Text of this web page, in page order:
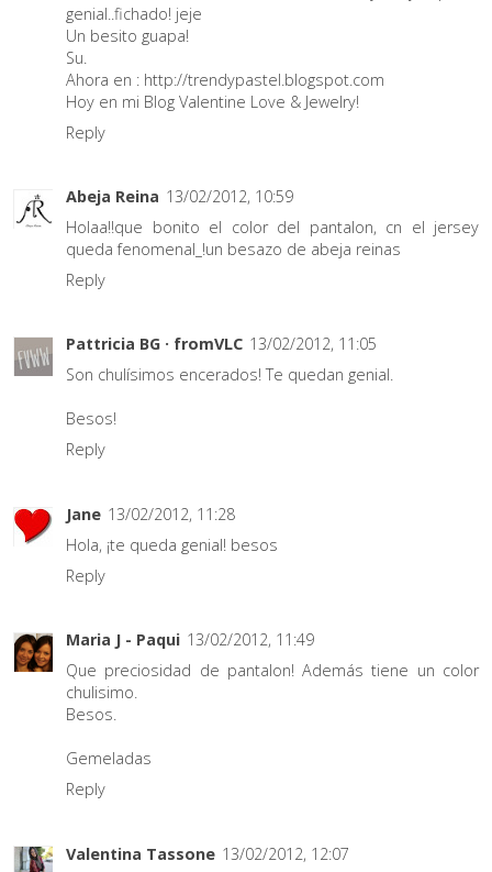
genial..fichado! jeje
Un besito guapa!
Su.
Ahora en : http://trendypastel.blogspot.com
Hoy en mi Blog Valentine Love & Jewelry!
Reply
Abeja Reina 13/02/2012, 10:59
Holaa!!que bonito el color del pantalon, cn el jersey
queda fenomenal_!un besazo de abeja reinas
Reply
Pattricia BG · fromVLC 13/02/2012, 11:05
Son chulísimos encerados! Te quedan genial.
Besos!
Reply
Jane 13/02/2012, 11:28
Hola, ¡te queda genial! besos
Reply
Maria J - Paqui 13/02/2012, 11:49
Que preciosidad de pantalon! Además tiene un color
chulisimo.
Besos.
Gemeladas
Reply
Valentina Tassone 13/02/2012, 12:07